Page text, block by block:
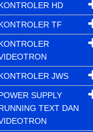
HD
TF
JWS
SUPPLY
TEXT DAN